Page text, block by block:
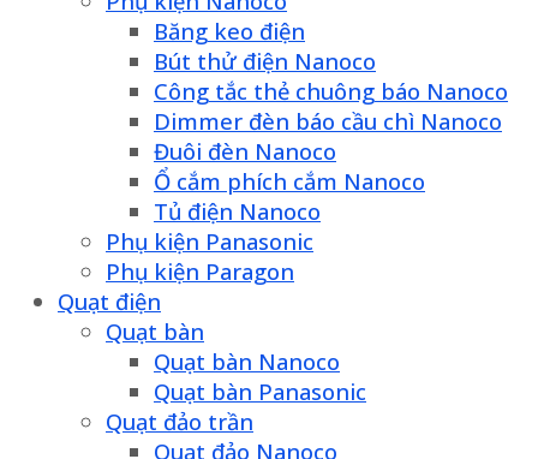
Băng keo điện
Bút thử điện Nanoco
Công tắc thẻ chuông báo Nanoco
Dimmer đèn báo cầu chì Nanoco
Đuôi đèn Nanoco
Ổ cắm phích cắm Nanoco
Tủ điện Nanoco
Phụ kiện Panasonic
Phụ kiện Paragon
Quạt điện
Quạt bàn
Quạt bàn Nanoco
Quạt bàn Panasonic
Quạt đảo trần
Quạt đảo Nanoco